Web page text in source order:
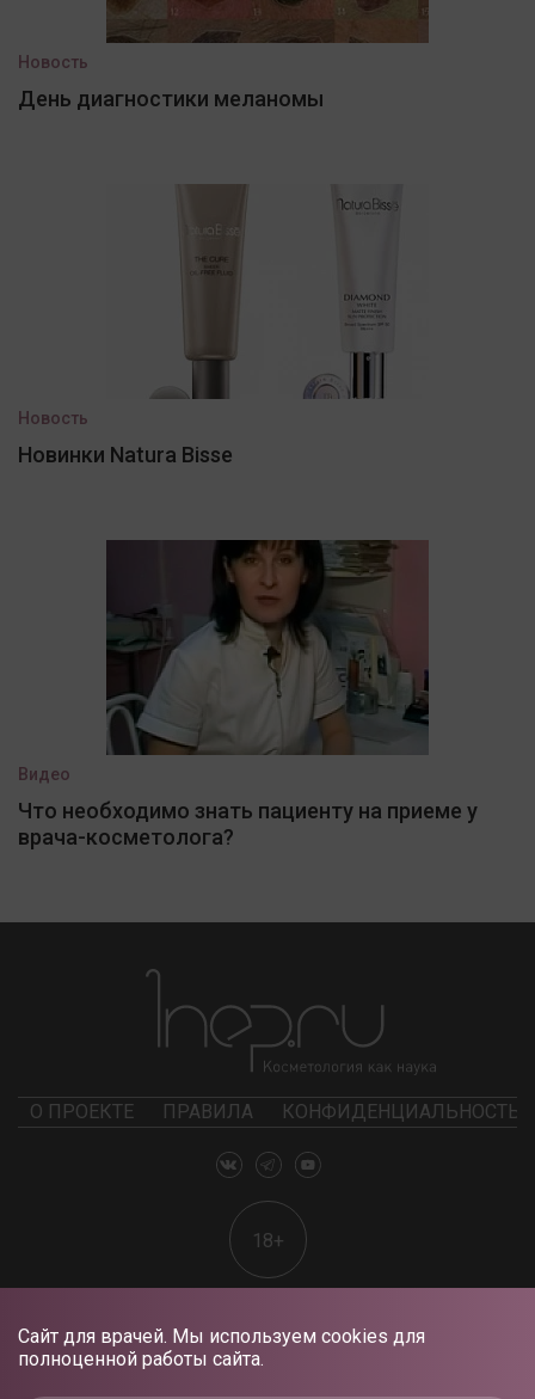
Сайт для врачей. Мы используем cookies для
полноценной работы сайта.
Новость
День диагностики меланомы
Новость
Новинки Natura Bisse
Видео
Что необходимо знать пациенту на приеме у
врача-косметолога?
О ПРОЕКТЕ ПРАВИЛА КОНФИДЕНЦИАЛЬНОСТЬ
18+